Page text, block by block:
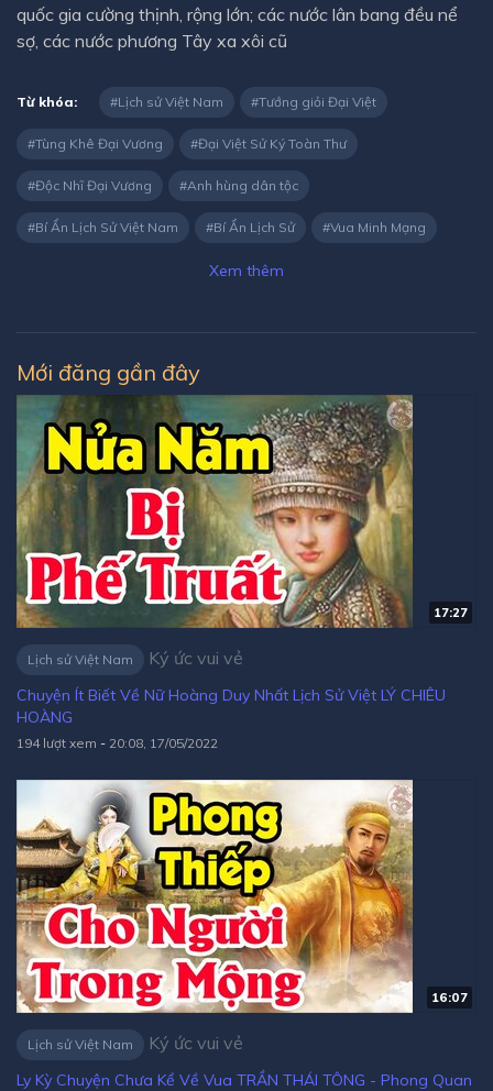
quốc gia cường thịnh, rộng lớn; các nước lân bang đều nể
sợ, các nước phương Tây xa xôi cũ
Từ khóa: Lịch sử Việt Nam Tướng giỏi Đại Việt
Tùng Khê Đại Vương Đại Việt Sử Ký Toàn Thư
Độc Nhĩ Đại Vương Anh hùng dân tộc
Bí Ẩn Lịch Sử Việt Nam Bí Ẩn Lịch Sử Vua Minh Mạng
Xem thêm
Mới đăng gần đây
17:27
Lịch sử Việt Nam Ký ức vui vẻ
Chuyện Ít Biết Về Nữ Hoàng Duy Nhất Lịch Sử Việt LÝ CHIÊU
HOÀNG
194 lượt xem - 20:08, 17/05/2022
16:07
Lịch sử Việt Nam Ký ức vui vẻ
Ly Kỳ Chuyện Chưa Kể Về Vua TRẦN THÁI TÔNG - Phong Quan